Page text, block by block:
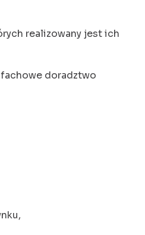
realizowany jest ich
doradztwo